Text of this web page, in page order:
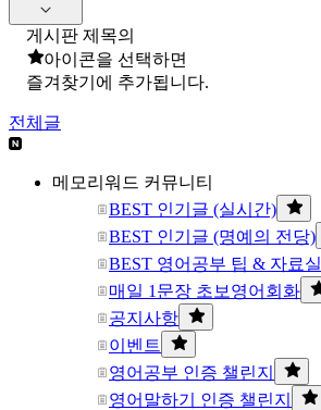
게시판 제목의
아이콘을 선택하면
즐겨찾기에 추가됩니다.
전체글
메모리워드 커뮤니티
BEST 인기글 (실시간)
BEST 인기글 (명예의 전당)
BEST 영어공부 팁 & 자료실
매일 1문장 초보영어회화
공지사항
이벤트
영어공부 인증 챌린지
영어말하기 인증 챌린지